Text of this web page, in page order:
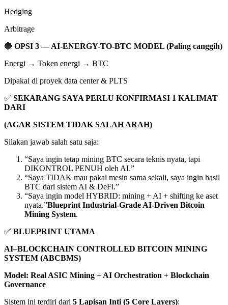
Hedging
Arbitrage
🔵 OPSI 3 — AI-ENERGY-TO-BTC MODEL (Paling canggih)
Energi → Token energi → BTC
Dipakai di proyek data center & PLTS
✅ SEKARANG SAYA PERLU KONFIRMASI 1 KALIMAT
DARI
(AGAR SISTEM TIDAK SALAH ARAH)
Silakan jawab salah satu saja:
“Saya ingin tetap mining BTC secara teknis nyata, tapi
DIKONTROL PENUH oleh AI.”
“Saya TIDAK mau pakai mesin sama sekali, saya ingin hasil
BTC dari sistem AI & DeFi.”
“Saya ingin model HYBRID: mining + AI + shifting ke aset
nyata.”Blueprint Industrial-Grade AI-Driven Bitcoin
Mining System.
✅ BLUEPRINT UTAMA
AI–BLOCKCHAIN CONTROLLED BITCOIN MINING
SYSTEM (ABCBMS)
Model: Real ASIC Mining + AI Orchestration + Blockchain
Governance
Sistem ini terdiri dari 5 Lapisan Inti (5 Core Layers):